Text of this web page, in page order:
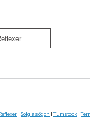
Reflexer Solglasögon Tumstock